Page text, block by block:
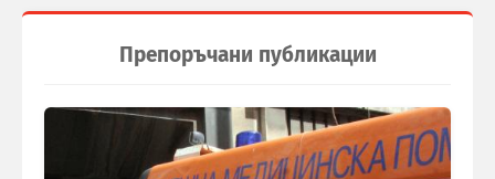
Препоръчани публикации